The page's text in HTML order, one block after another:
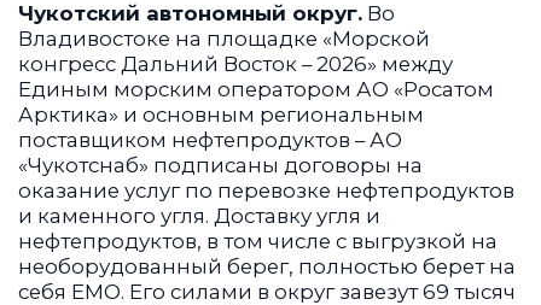
Чукотский автономный округ. Во
Владивостоке на площадке «Морской
конгресс Дальний Восток – 2026» между
Единым морским оператором АО «Росатом
Арктика» и основным региональным
поставщиком нефтепродуктов – АО
«Чукотснаб» подписаны договоры на
оказание услуг по перевозке нефтепродуктов
и каменного угля. Доставку угля и
нефтепродуктов, в том числе с выгрузкой на
необорудованный берег, полностью берет на
себя ЕМО. Его силами в округ завезут 69 тысяч